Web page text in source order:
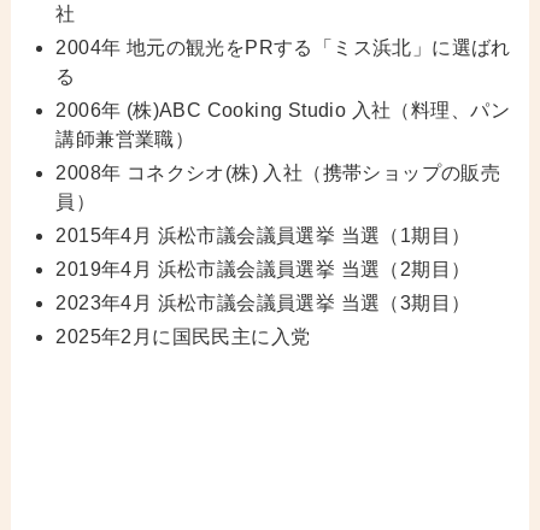
社
2004年 地元の観光をPRする「ミス浜北」に選ばれ
る
2006年 (株)ABC Cooking Studio 入社（料理、パン
講師兼営業職）
2008年 コネクシオ(株) 入社（携帯ショップの販売
員）
2015年4月 浜松市議会議員選挙 当選（1期目）
2019年4月 浜松市議会議員選挙 当選（2期目）
2023年4月 浜松市議会議員選挙 当選（3期目）
2025年2月に国民民主に入党